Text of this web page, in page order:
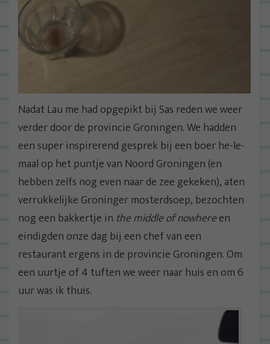
Nadat Lau me had opgepikt bij Sas reden we weer
verder door de provincie Groningen. We hadden
een super inspirerend gesprek bij een boer he-le-
maal op het puntje van Noord Groningen (en
hebben zelfs nog even naar de zee gekeken), aten
verrukkelijke Groninger mosterdsoep, bezochten
nog een bakkertje in the middle of nowhereen
eindigden onze dag bij een chef van een
restaurant ergens in de provincie Groningen. Om
een uurtje of 4 tuften we weer naar huis en om 6
uur was ik thuis.